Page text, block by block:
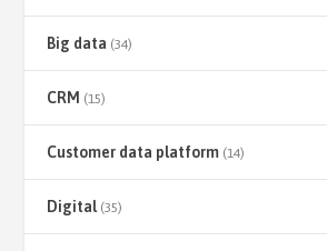
Big data (34)
CRM (15)
Customer data platform (14)
Digital(35)